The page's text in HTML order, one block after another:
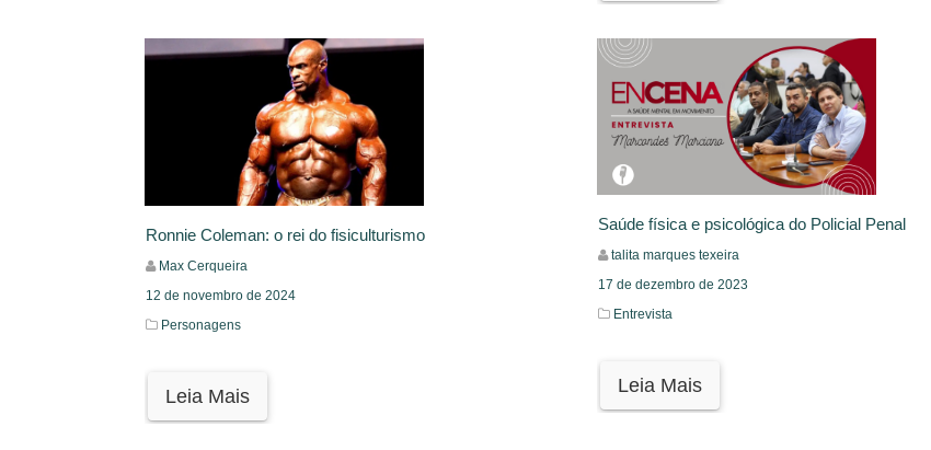
Ronnie Coleman: o rei do fisiculturismo
Max Cerqueira
12 de novembro de 2024
Personagens
Leia Mais
Saúde física e psicológica do Policial Penal
talita marques texeira
17 de dezembro de 2023
Entrevista
Leia Mais